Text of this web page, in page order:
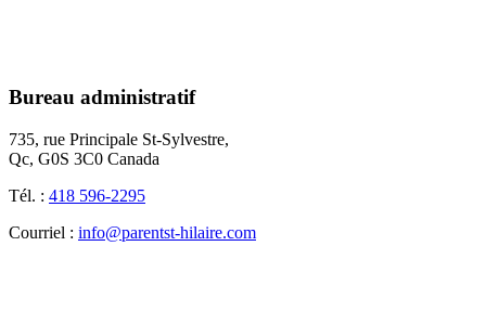
Bureau administratif
735, rue Principale St-Sylvestre,
Qc, G0S 3C0 Canada
Tél. : 418 596-2295
Courriel : info@parentst-hilaire.com